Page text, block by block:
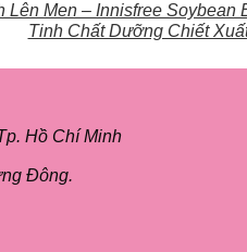
Tinh Chất Dưỡng Chiết
Hồ Chí Minh
Đông.